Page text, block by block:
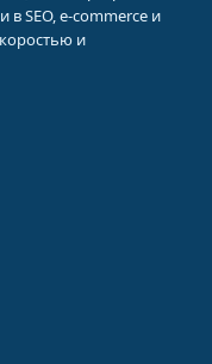
в SEO, e-commerce и
и